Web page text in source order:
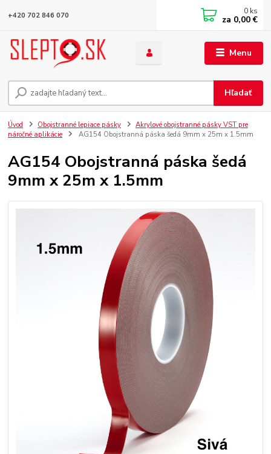
Menu
Hľadať
+420 702 846 070 0 ks
za 0,00 €
Úvod Obojstranné lepiace pásky
Akrylové obojstranné pásky VST pre
náročné aplikácie
AG154 Obojstranná páska šedá 9mm x 25m x 1.5mm
AG154 Obojstranná páska šedá
9mm x 25m x 1.5mm